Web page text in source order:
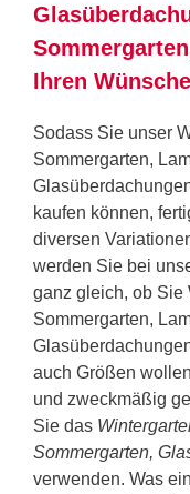
Ihren
Sodass Sie unser
Sommergarten,
kaufen können,
diversen
werden Sie bei
ganz gleich, ob Sie
Sommergarten,
auch Größen
und zweckmäßig
Sie das
Sommergarten,
verwenden. Was